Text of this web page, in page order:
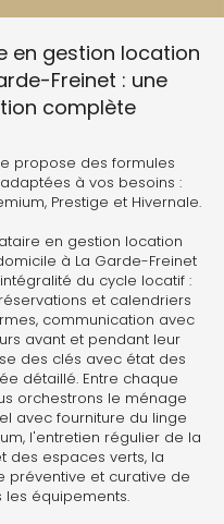
en gestion location
Freinet : une
complète
propose des formules
à vos besoins :
Prestige et Hivernale.
en gestion location
à La Garde-Freinet
du cycle locatif :
et calendriers
communication avec
avant et pendant leur
des clés avec état des
détaillé. Entre chaque
orchestrons le ménage
avec fourniture du linge
l'entretien régulier de la
des espaces verts, la
préventive et curative de
les équipements.